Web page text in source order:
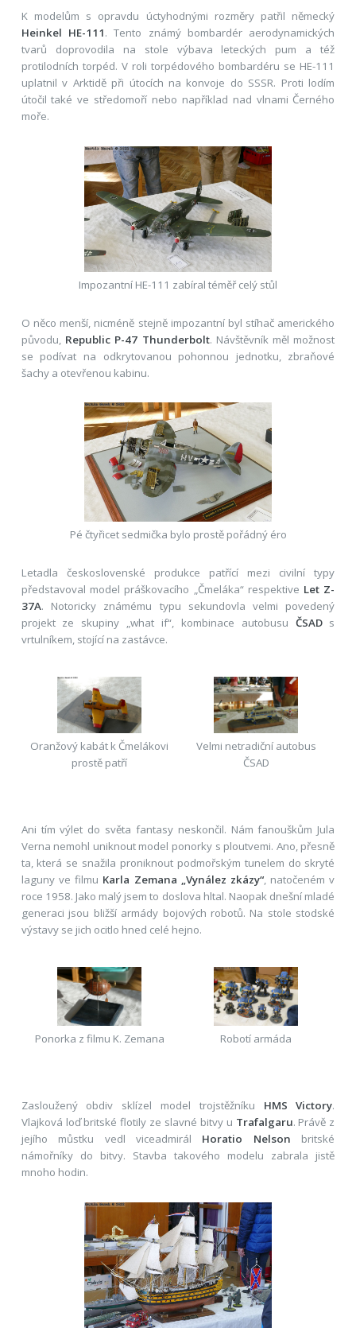
K modelům s opravdu úctyhodnými rozměry patřil německý
Heinkel HE-111. Tento známý bombardér aerodynamických
tvarů doprovodila na stole výbava leteckých pum a též
protilodních torpéd. V roli torpédového bombardéru se HE-111
uplatnil v Arktidě při útocích na konvoje do SSSR. Proti lodím
útočil také ve středomoří nebo například nad vlnami Černého
moře.
Impozantní HE-111 zabíral téměř celý stůl
O něco menší, nicméně stejně impozantní byl stíhač amerického
původu, Republic P-47 Thunderbolt. Návštěvník měl možnost
se podívat na odkrytovanou pohonnou jednotku, zbraňové
šachy a otevřenou kabinu.
Pé čtyřicet sedmička bylo prostě pořádný éro
Letadla československé produkce patřící mezi civilní typy
představoval model práškovacího „Čmeláka“ respektive Let Z-
37A. Notoricky známému typu sekundovla velmi povedený
projekt ze skupiny „what if“, kombinace autobusu ČSADs
vrtulníkem, stojící na zastávce.
Oranžový kabát k Čmelákovi
prostě patří
Velmi netradiční autobus
ČSAD
Ani tím výlet do světa fantasy neskončil. Nám fanouškům Jula
Verna nemohl uniknout model ponorky s ploutvemi. Ano, přesně
ta, která se snažila proniknout podmořským tunelem do skryté
laguny ve filmu Karla Zemana „Vynález zkázy“, natočeném v
roce 1958. Jako malý jsem to doslova hltal. Naopak dnešní mladé
generaci jsou bližší armády bojových robotů. Na stole stodské
výstavy se jich ocitlo hned celé hejno.
Ponorka z filmu K. Zemana Robotí armáda
Zasloužený obdiv sklízel model trojstěžníku HMS Victory.
Vlajková loď britské flotily ze slavné bitvy u Trafalgaru. Právě z
jejího můstku vedl viceadmirál Horatio Nelson britské
námořníky do bitvy. Stavba takového modelu zabrala jistě
mnoho hodin.